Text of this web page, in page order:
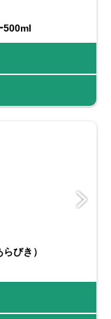
500ml
びき）